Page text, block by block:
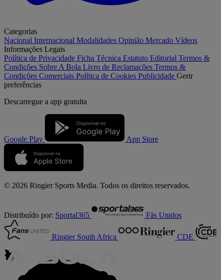
Categorias
Nacional Internacional Modalidades Opinião Mercado Vídeos
Informações Legais
Política de Privacidade Ficha Técnica Estatuto Editorial Termos &
Condições Sobre A Bola Livro de Reclamações Termos &
Condições Comerciais Política de Cookies Publicidade Gerir
preferências
Descarregue a app gratuita
Google Play App Store
© 2026 Ringier Sports Media. Todos os direitos reservados.
Distribuído por: Sportal365 Fãs Unidos
Ringier South Africa CDE